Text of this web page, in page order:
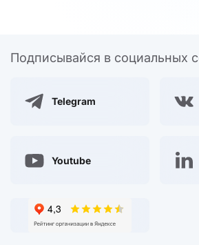
Подписывайся в социальных
Telegram
Youtube